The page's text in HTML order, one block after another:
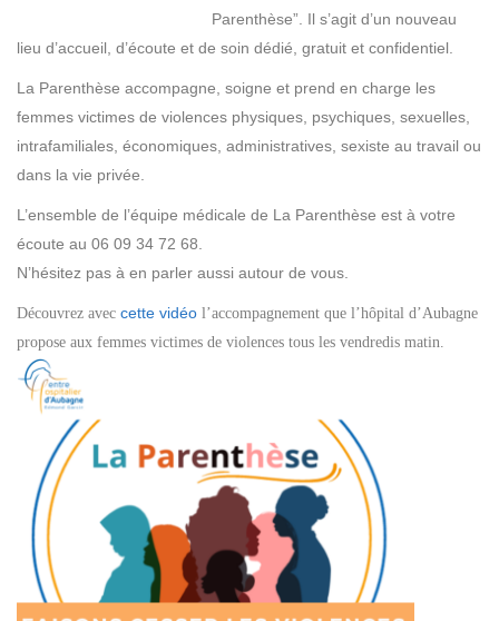
Parenthèse”. Il s’agit d’un nouveau
lieu d’accueil, d’écoute et de soin dédié, gratuit et confidentiel.
La Parenthèse accompagne, soigne et prend en charge les
femmes victimes de violences physiques, psychiques, sexuelles,
intrafamiliales, économiques, administratives, sexiste au travail ou
dans la vie privée.
L’ensemble de l’équipe médicale de La Parenthèse est à votre
écoute au 06 09 34 72 68.
N’hésitez pas à en parler aussi autour de vous.
Découvrez avec cette vidéo l’accompagnement que l’hôpital d’Aubagne
propose aux femmes victimes de violences tous les vendredis matin.